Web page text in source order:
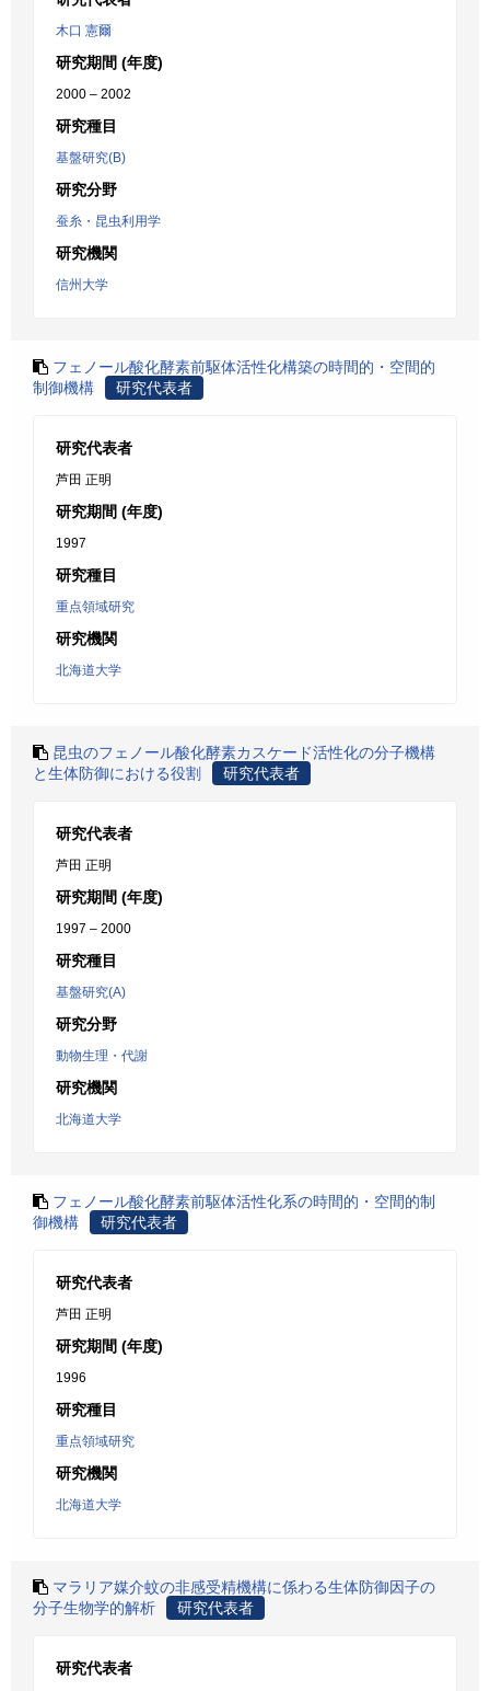
木口 憲爾
研究期間 (年度)
2000 – 2002
研究種目
基盤研究(B)
研究分野
蚕糸・昆虫利用学
研究機関
信州大学
フェノール酸化酵素前駆体活性化構築の時間的・空間的
制御機構
研究代表者
研究代表者
芦田 正明
研究期間 (年度)
1997
研究種目
重点領域研究
研究機関
北海道大学
昆虫のフェノール酸化酵素カスケード活性化の分子機構
と生体防御における役割
研究代表者
研究代表者
芦田 正明
研究期間 (年度)
1997 – 2000
研究種目
基盤研究(A)
研究分野
動物生理・代謝
研究機関
北海道大学
フェノール酸化酵素前駆体活性化系の時間的・空間的制
御機構
研究代表者
研究代表者
芦田 正明
研究期間 (年度)
1996
研究種目
重点領域研究
研究機関
北海道大学
マラリア媒介蚊の非感受精機構に係わる生体防御因子の
分子生物学的解析
研究代表者
研究代表者